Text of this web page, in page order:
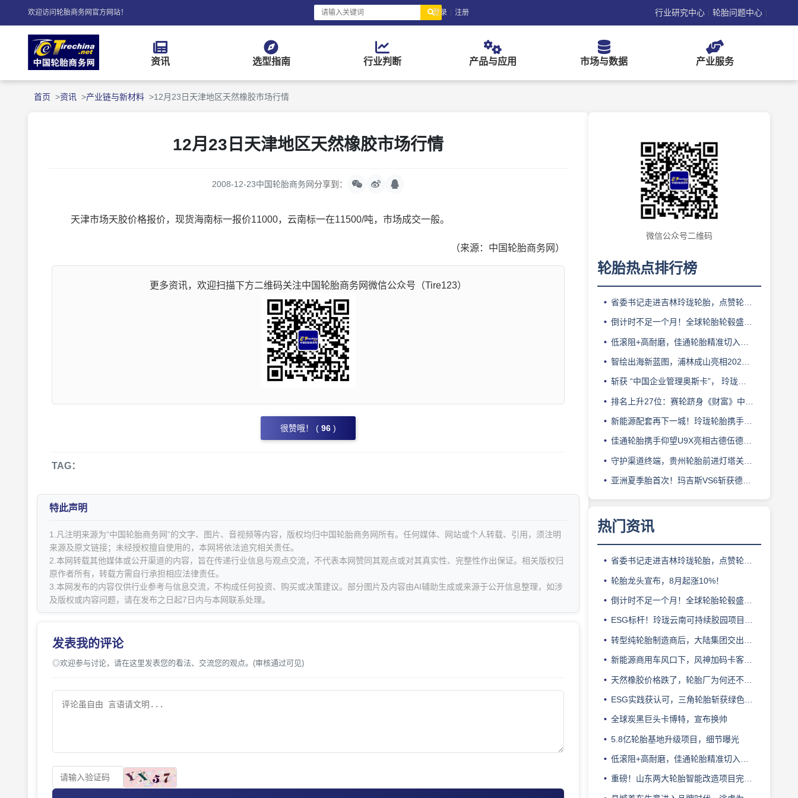
欢迎访问轮胎商务网官方网站！ 登录 | 注册 行业研究中心 | 轮胎问题中心 |
资讯 选型指南 行业判断 产品与应用 市场与数据 产业服务
首页 资讯 产业链与新材料 12月23日天津地区天然橡胶市场行情
12月23日天津地区天然橡胶市场行情
2008-12-23中国轮胎商务网分享到：
天津市场天胶价格报价，现货海南标一报价11000，云南标一在11500/吨，市场成交一般。
（来源：中国轮胎商务网）
更多资讯，欢迎扫描下方二维码关注中国轮胎商务网微信公众号（Tire123）
很赞哦！ ( 96 )
TAG：
特此声明
1.凡注明来源为“中国轮胎商务网”的文字、图片、音视频等内容，版权均归中国轮胎商务网所有。任何媒体、网站或个人转载、引用，须注明
来源及原文链接；未经授权擅自使用的，本网将依法追究相关责任。
2.本网转载其他媒体或公开渠道的内容，旨在传递行业信息与观点交流，不代表本网赞同其观点或对其真实性、完整性作出保证。相关版权归
原作者所有，转载方需自行承担相应法律责任。
3.本网发布的内容仅供行业参考与信息交流，不构成任何投资、购买或决策建议。部分图片及内容由AI辅助生成或来源于公开信息整理，如涉
及版权或内容问题，请在发布之日起7日内与本网联系处理。
发表我的评论
◎欢迎参与讨论，请在这里发表您的看法、交流您的观点。(审核通过可见)
微信公众号二维码
轮胎热点排行榜
省委书记走进吉林玲珑轮胎，点赞轮胎智造标杆
倒计时不足一个月！全球轮胎轮毂盛会即将登陆上海！
低滚阻+高耐磨，佳通轮胎精准切入新能源轻卡赛道
智绘出海新蓝图，浦林成山亮相2026泰中合作博览会
斩获 “中国企业管理奥斯卡”， 玲珑轮胎蝉联 BMC 大奖
排名上升27位：赛轮跻身《财富》中国500强背后的增长逻辑
新能源配套再下一城！玲珑轮胎携手小鹏L03全球上市
佳通轮胎携手仰望U9X亮相古德伍德，以轮胎科技挑战性能边界
守护渠道终端，贵州轮胎前进灯塔关爱基金驰援长春受灾门店
亚洲夏季胎首次！玛吉斯VS6斩获德国TÜV SÜD高阶认证
热门资讯
省委书记走进吉林玲珑轮胎，点赞轮胎智造标杆
轮胎龙头宣布，8月起涨10%！
倒计时不足一个月！全球轮胎轮毂盛会即将登陆上海！
ESG标杆！玲珑云南可持续胶园项目获评最佳实践
转型纯轮胎制造商后，大陆集团交出亮眼业绩
新能源商用车风口下，风神加码卡客车胎产能
天然橡胶价格跌了，轮胎厂为何还不敢“松口气”？
ESG实践获认可，三角轮胎斩获绿色发展典范企业奖
全球炭黑巨头卡博特，宣布换帅
5.8亿轮胎基地升级项目，细节曝光
低滚阻+高耐磨，佳通轮胎精准切入新能源轻卡赛道
重磅！山东两大轮胎智能改造项目完成备案